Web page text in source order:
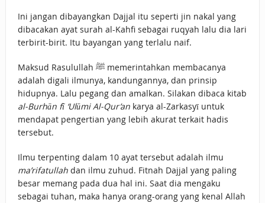
Ini jangan dibayangkan Dajjal itu seperti jin nakal yang
dibacakan ayat surah al-Kahfi sebagai ruqyah lalu dia lari
terbirit-birit. Itu bayangan yang terlalu naif.
Maksud Rasulullah ﷺ memerintahkan membacanya
adalah digali ilmunya, kandungannya, dan prinsip
hidupnya. Lalu pegang dan amalkan. Silakan dibaca kitab
al-Burhān fī ‘Ulūmi Al-Qur’ankarya al-Zarkasyī untuk
mendapat pengertian yang lebih akurat terkait hadis
tersebut.
Ilmu terpenting dalam 10 ayat tersebut adalah ilmu
ma’rifatullahdan ilmu zuhud. Fitnah Dajjal yang paling
besar memang pada dua hal ini. Saat dia mengaku
sebagai tuhan, maka hanya orang-orang yang kenal Allah